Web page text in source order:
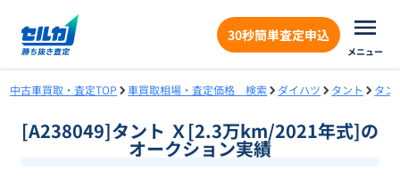
30秒簡単査定申込
メニュー
中古車買取・査定TOP 車買取相場・査定価格 検索 ダイハツ タント タン
[A238049]タント Ｘ[2.3万km/2021年式]の
オークション実績